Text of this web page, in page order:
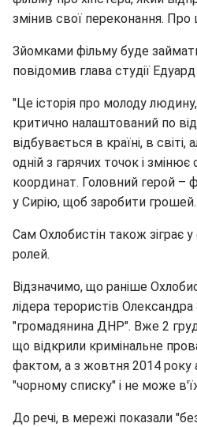
змінив свої переконання.
Зйомками фільму буде
повідомив глава студії Едуард
"Це історія про молоду
критично налаштований по
відбувається в країні, в світі,
одній з гарячих точок і
координат. Головний герой –
у Сирію, щоб заробити грошей.
Сам Охлобистін також зіграє
ролей.
Відзначимо, що раніше
лідера терористів
"громадянина ДНР". Вже 2
що відкрили кримінальне
фактом, а з жовтня 2014 року
"чорному списку" і не може
До речі, в мережі показали